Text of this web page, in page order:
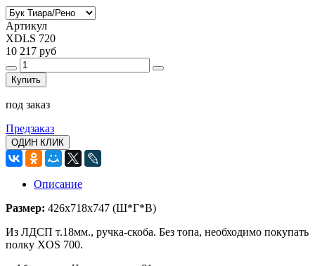
Артикул
XDLS 720
10 217 руб
Купить
под заказ
Предзаказ
ОДИН КЛИК
Описание
Размер: 426х718х747 (Ш*Г*В)
Из ЛДСП т.18мм., ручка-скоба. Без топа, необходимо покупать
полку XOS 700.